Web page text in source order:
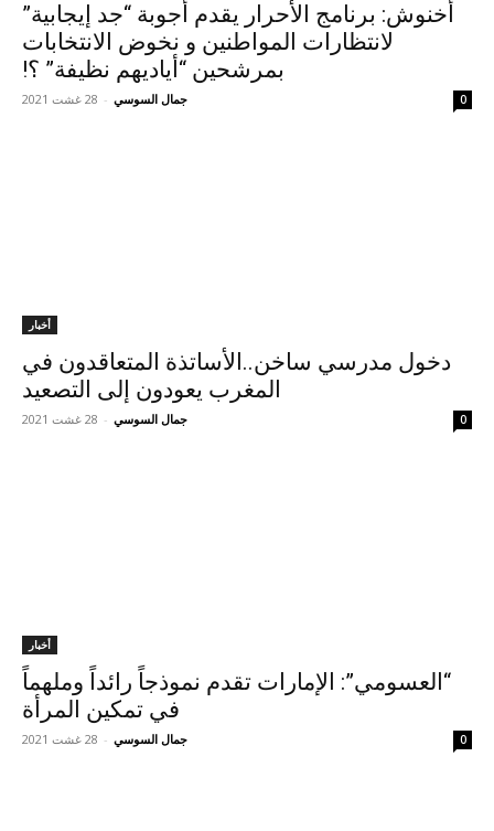
أخنوش: برنامج الأحرار يقدم أجوبة “جد إيجابية”
لانتظارات المواطنين و نخوض الانتخابات
بمرشحين “أياديهم نظيفة” ؟!
جمال السوسي - 28 غشت 2021 0
أخبار
دخول مدرسي ساخن..الأساتذة المتعاقدون في
المغرب يعودون إلى التصعيد
جمال السوسي - 28 غشت 2021 0
أخبار
“العسومي”: الإمارات تقدم نموذجاً رائداً وملهماً
في تمكين المرأة
جمال السوسي - 28 غشت 2021 0